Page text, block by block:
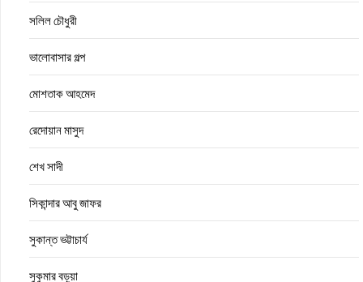
সলিল চৌধুরী
ভালোবাসার গল্প
মোশতাক আহমেদ
রেদোয়ান মাসুদ
শেখ সাদী
সিকান্দার আবু জাফর
সুকান্ত ভট্টাচার্য
সুকুমার বড়ুয়া